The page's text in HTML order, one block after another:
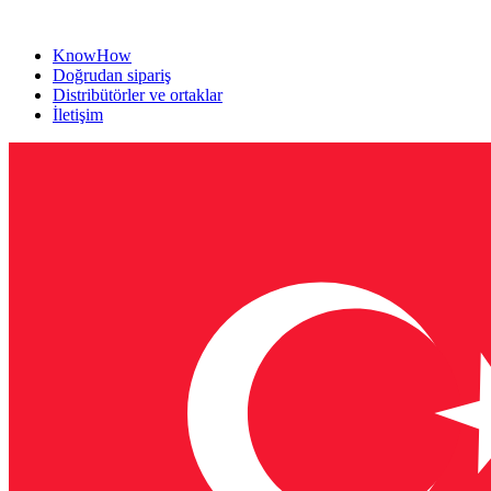
KnowHow
Doğrudan sipariş
Distribütörler ve ortaklar
İletişim